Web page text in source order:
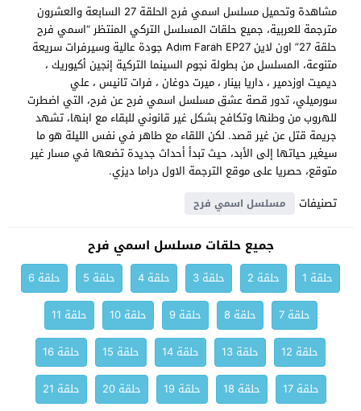
مشاهدة وتحميل مسلسل اسمي فرح الحلقة 27 السابعة والعشرون
مترجمة للعربية، جميع حلقات المسلسل التركي المنتظر “اسمي فرح
حلقة 27” اون لاين Adım Farah EP27 جودة عالية وسيرفرات سريعة
متنوعة، المسلسل من بطولة نجوم السينما التركية إنجين أكيوريك ،
ديميت اوزدمير ، داريا بينار ، ميرت دوغان ، فرات تانيس ، علي
سورميلي، تدور قصة عشق مسلسل اسمي فرح عن فرح، التي اضطرت
للهروب من وطنها وتكافح بشكل غير قانوني للبقاء مع ابنها، تشهد
جريمة قتل عن غير قصد. لكن اللقاء مع طاهر في نفس الليلة هو ما
سيغير حياتها إلى الأبد، حيث تبدأ أحداث جديدة تضعها في مسار غير
متوقع، حصريا على موقع الترجمة الاول دراما ديزي.
تصنيفات
مسلسل اسمي فرح
جميع حلقات مسلسل اسمي فرح
حلقة 1 حلقة 2 حلقة 3 حلقة 4 حلقة 5
حلقة 6
حلقة 7
حلقة 8 حلقة 9 حلقة 10
حلقة 11
حلقة 12
حلقة 13 حلقة 14 حلقة 15
حلقة 16
حلقة 17
حلقة 18 حلقة 19 حلقة 20
حلقة 21